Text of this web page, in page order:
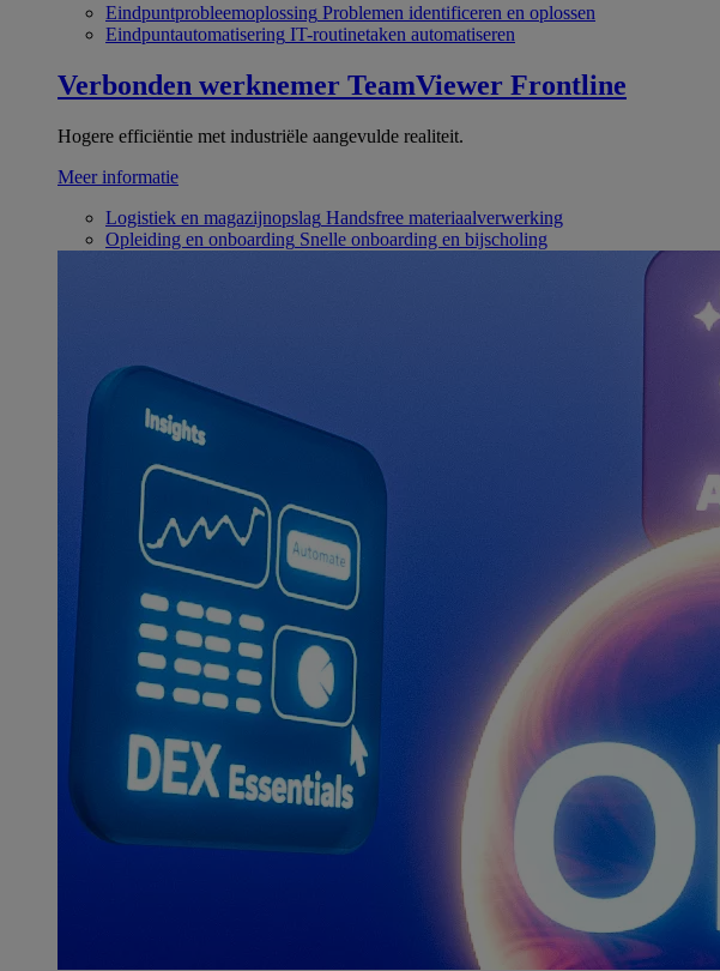
Eindpuntprobleemoplossing Problemen identificeren en oplossen
Eindpuntautomatisering IT-routinetaken automatiseren
Verbonden werknemer TeamViewer Frontline
Hogere efficiëntie met industriële aangevulde realiteit.
Meer informatie
Logistiek en magazijnopslag Handsfree materiaalverwerking
Opleiding en onboarding Snelle onboarding en bijscholing